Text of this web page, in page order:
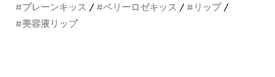
プレーンキッス
ベリーロゼキッス
リップ
美容液リップ